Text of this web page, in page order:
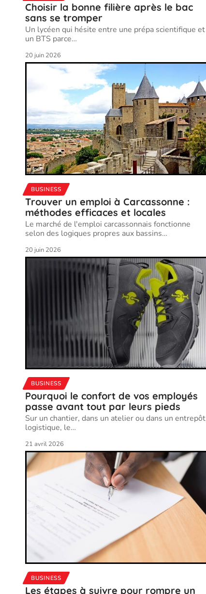
Choisir la bonne filière après le bac
sans se tromper
Un lycéen qui hésite entre une prépa scientifique et
un BTS parce…
20 juin 2026
BUSINESS
Trouver un emploi à Carcassonne :
méthodes efficaces et locales
Le marché de l'emploi carcassonnais fonctionne
selon des logiques propres aux bassins…
20 juin 2026
BUSINESS
Pourquoi le confort de vos employés
passe avant tout par leurs pieds
Sur un chantier, dans un atelier ou dans un entrepôt
logistique, le…
21 avril 2026
BUSINESS
Les étapes à suivre pour rompre un